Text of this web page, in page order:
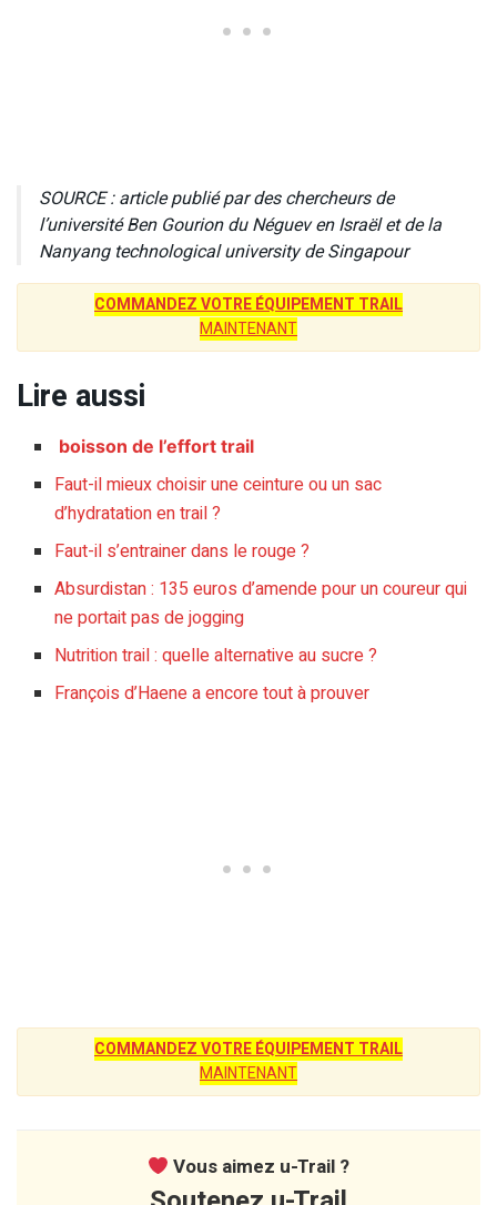
SOURCE : article publié par des chercheurs de
l’université Ben Gourion du Néguev en Israël et de la
Nanyang technological university de Singapour
COMMANDEZ VOTRE ÉQUIPEMENT TRAIL
MAINTENANT
Lire aussi
boisson de l’effort trail
Faut-il mieux choisir une ceinture ou un sac
d’hydratation en trail ?
Faut-il s’entrainer dans le rouge ?
Absurdistan : 135 euros d’amende pour un coureur qui
ne portait pas de jogging
Nutrition trail : quelle alternative au sucre ?
François d’Haene a encore tout à prouver
COMMANDEZ VOTRE ÉQUIPEMENT TRAIL
MAINTENANT
Vous aimez u-Trail ?